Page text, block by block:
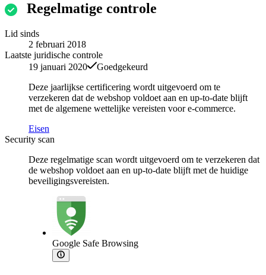
Regelmatige controle
Lid sinds
2 februari 2018
Laatste juridische controle
19 januari 2020
Goedgekeurd
Deze jaarlijkse certificering wordt uitgevoerd om te
verzekeren dat de webshop voldoet aan en up-to-date blijft
met de algemene wettelijke vereisten voor e-commerce.
Eisen
Security scan
Deze regelmatige scan wordt uitgevoerd om te verzekeren dat
de webshop voldoet aan en up-to-date blijft met de huidige
beveiligingsvereisten.
Google Safe Browsing